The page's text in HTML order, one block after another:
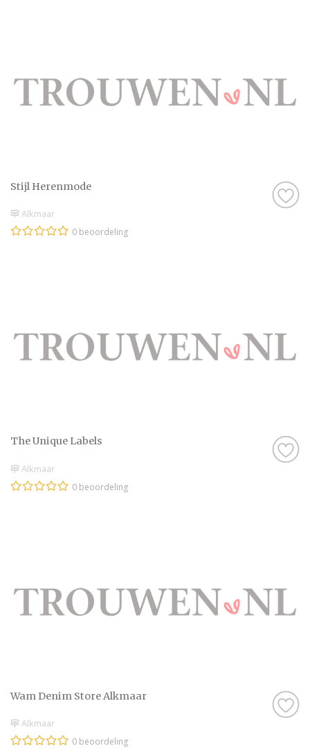
Stijl Herenmode
Alkmaar
0 beoordeling
The Unique Labels
Alkmaar
0 beoordeling
Wam Denim Store Alkmaar
Alkmaar
0 beoordeling